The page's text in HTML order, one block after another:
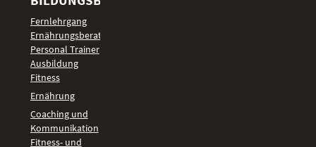
Fernlehrgang
Ernährungsberater
Personal Trainer
Ausbildung
Fitness
Ernährung
Coaching und
Kommunikation
Fitness- und